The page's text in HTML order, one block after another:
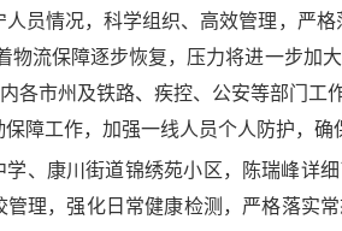
员情况，科学组织、高效管理，严
物流保障逐步恢复，压力将进一步加
内各市州及铁路、疾控、公安等部门
障工作，加强一线人员个人防护，
学、康川街道锦绣苑小区，陈瑞峰详
管理，强化日常健康检测，严格落实